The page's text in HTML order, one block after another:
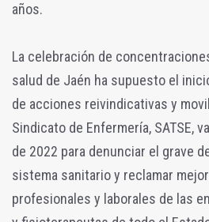
años.
La celebración de
salud de Jaén ha supuesto el
de acciones reivindicativas y
Sindicato de Enfermería, SATSE,
de 2022 para denunciar el grave
sistema sanitario y reclamar
profesionales y laborales de las